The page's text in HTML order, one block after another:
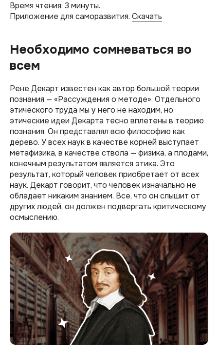
Время чтения: 3 минуты.
Приложение для саморазвития. Скачать
Необходимо сомневаться во
всем
Рене Декарт известен как автор большой теории
познания — «Рассуждения о методе». Отдельного
этического труда мы у него не находим, но
этические идеи Декарта тесно вплетены в теорию
познания. Он представлял всю философию как
дерево. У всех наук в качестве корней выступает
метафизика, в качестве ствола — физика, а плодами,
конечным результатом является этика. Это
результат, который человек приобретает от всех
наук. Декарт говорит, что человек изначально не
обладает никаким знанием. Все, что он слышит от
других людей, он должен подвергать критическому
осмыслению.